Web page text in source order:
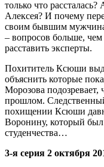
только что
Алексея? И почему
своим бывшим
– вопросов больше,
расставить эксперты.
Похититель Ксюши
объяснить которые
Морозова подозревает,
прошлом.
похищении Ксюши
Воронину, который
студенчества…
3-я серия 2 октября